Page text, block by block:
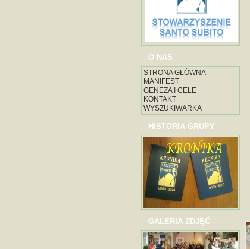
O NAS
STRONA GŁÓWNA
MANIFEST
GENEZA I CELE
KONTAKT
WYSZUKIWARKA
HISTORIA GRUPY
GALERIA ZDJĘĆ